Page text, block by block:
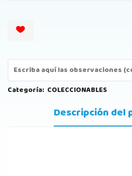
Categoría: COLECCIONABLES
Descripción del